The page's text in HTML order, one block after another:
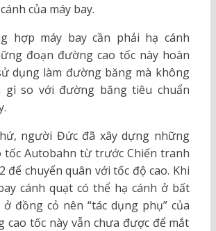
của máy bay.
hợp máy bay cần phải hạ cánh
đoạn đường cao tốc này hoàn
dụng làm đường băng mà không
gì so với đường băng tiêu chuẩn
người Đức đã xây dựng những
tốc Autobahn từ trước Chiến tranh
để chuyển quân với tốc độ cao. Khi
cánh quạt có thể hạ cánh ở bất
đồng cỏ nên “tác dụng phụ” của
cao tốc này vẫn chưa được để mắt